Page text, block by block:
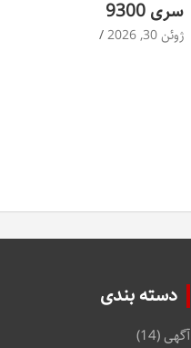
سری 9300
ژوئن 30, 2026
دسته بندی
آگهی(14)